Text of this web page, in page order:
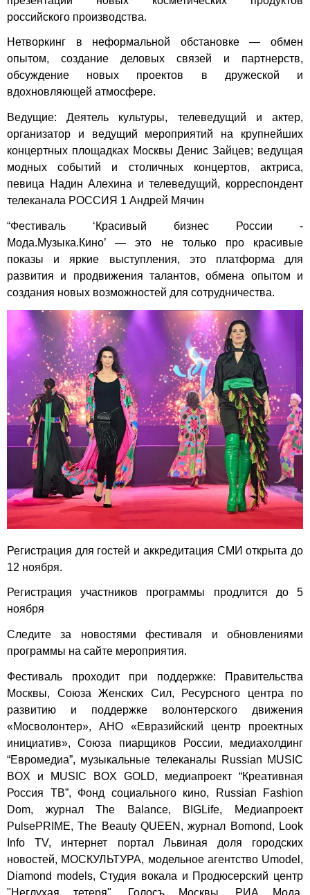
российского производства.
Нетворкинг в неформальной обстановке — обмен
опытом, создание деловых связей и партнерств,
обсуждение новых проектов в дружеской и
вдохновляющей атмосфере.
Ведущие: Деятель культуры, телеведущий и актер,
организатор и ведущий мероприятий на крупнейших
концертных площадках Москвы Денис Зайцев; ведущая
модных событий и столичных концертов, актриса,
певица Надин Алехина и телеведущий, корреспондент
телеканала РОССИЯ 1 Андрей Мячин
“Фестиваль ‘Красивый бизнес России -
Мода.Музыка.Кино’ — это не только про красивые
показы и яркие выступления, это платформа для
развития и продвижения талантов, обмена опытом и
создания новых возможностей для сотрудничества.
Регистрация для гостей и аккредитация СМИ открыта до
12 ноября.
Регистрация участников программы продлится до 5
ноября
Следите за новостями фестиваля и обновлениями
программы на сайте мероприятия.
Фестиваль проходит при поддержке: Правительства
Москвы, Союза Женских Сил, Ресурсного центра по
развитию и поддержке волонтерского движения
«Мосволонтер», АНО «Евразийский центр проектных
инициатив», Союза пиарщиков России, медиахолдинг
“Евромедиа”, музыкальные телеканалы Russian MUSIC
BOX и MUSIC BOX GOLD, медиапроект “Креативная
Россия ТВ”, Фонд социального кино, Russian Fashion
Dom, журнал The Balance, BIGLife, Медиапроект
PulsePRIME, The Beauty QUEEN, журнал Bomond, Look
Info TV, интернет портал Львиная доля городских
новостей, МОСКУЛЬТУРА, модельное агентство Umodel,
Diamond models, Студия вокала и Продюсерский центр
"Неглухая тетеря", Голосъ Москвы, РИА Мода,